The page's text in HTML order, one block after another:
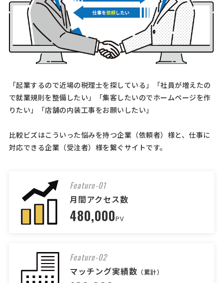
「起業するので近場の税理士を探している」「社員が増えたの
で就業規則を整備したい」「集客したいのでホームページを作
りたい」「店舗の内装工事をお願いしたい」
比較ビズはこういった悩みを持つ企業（依頼者）様と、仕事に
対応できる企業（受注者）様を繋ぐサイトです。
Feature-01
月間アクセス数
480,000PV
Feature-02
マッチング実績数 （累計）
法務顧問の相談・提案依頼
弁護士 > 顧問弁護士
総額予算 予算上限なし 依頼地域 東京都
スピード] 緊急 [相談内容] システム開発案件について、ご相談がござ
います。 [ご希望・ご要望]
弁護士 > 弁護士
[相談の種類] 法務トラブル 訴訟 [事業の場合選択] サービス業 [対応ス
ピード] 緊急 [相談内容] ランサーズでM&A仲介を頼まれた先にBATO
NZのアカウントを貸してしまい、その後、連絡もなく、契約成立した
かどうかもわからないまま、ランサーズ(サイト側 …
弁護士 > 弁護士
総額予算 相談して決めたい 依頼地域